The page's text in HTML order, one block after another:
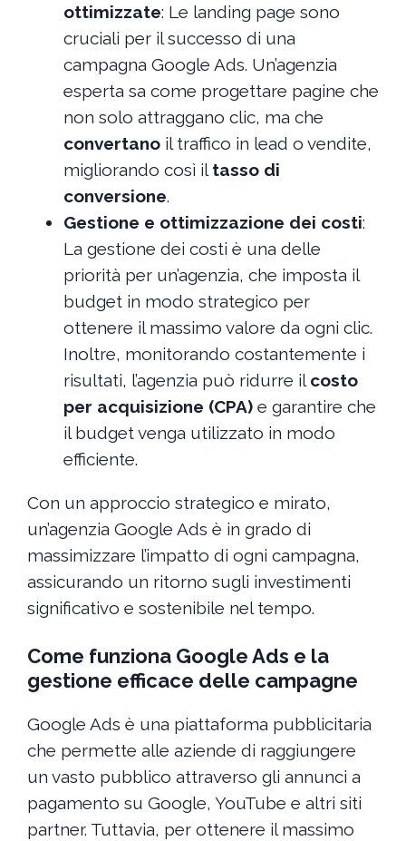
ottimizzate: Le landing page sono
cruciali per il successo di una
campagna Google Ads. Un’agenzia
esperta sa come progettare pagine che
non solo attraggano clic, ma che
convertanoil traffico in lead o vendite,
migliorando così il tasso di
conversione.
Gestione e ottimizzazione dei costi:
La gestione dei costi è una delle
priorità per un’agenzia, che imposta il
budget in modo strategico per
ottenere il massimo valore da ogni clic.
Inoltre, monitorando costantemente i
risultati, l’agenzia può ridurre il costo
per acquisizione (CPA)e garantire che
il budget venga utilizzato in modo
efficiente.
Con un approccio strategico e mirato,
un’agenzia Google Ads è in grado di
massimizzare l’impatto di ogni campagna,
assicurando un ritorno sugli investimenti
significativo e sostenibile nel tempo.
Come funziona Google Ads e la
gestione efficace delle campagne
Google Ads è una piattaforma pubblicitaria
che permette alle aziende di raggiungere
un vasto pubblico attraverso gli annunci a
pagamento su Google, YouTube e altri siti
partner. Tuttavia, per ottenere il massimo